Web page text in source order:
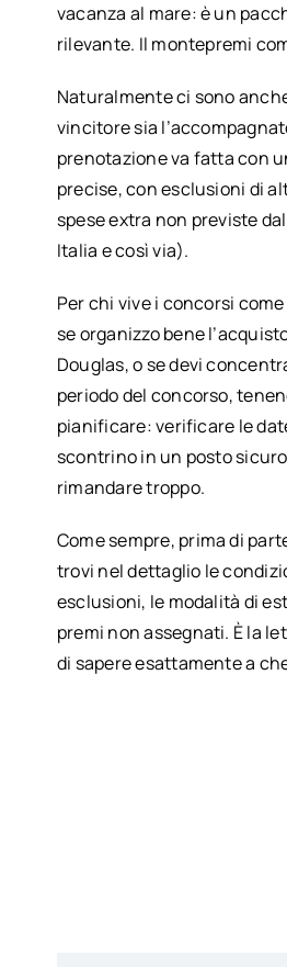
vacanza al mare: è un
rilevante. Il montepremi
Naturalmente ci sono
vincitore sia
prenotazione va fatta con
precise, con esclusioni di
spese extra non previste
Italia e così via).
Per chi vive i concorsi
se organizzo bene
Douglas, o se devi
periodo del concorso,
pianificare: verificare le
scontrino in un posto
rimandare troppo.
Come sempre, prima di
trovi nel dettaglio le
esclusioni, le modalità di
premi non assegnati. È la
di sapere esattamente a